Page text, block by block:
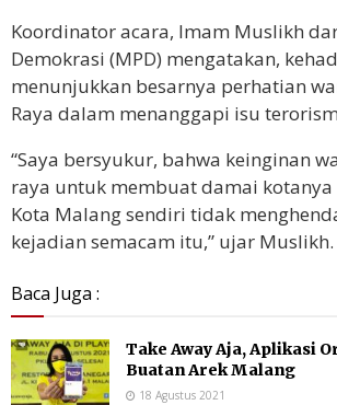
Koordinator acara, Imam Muslikh
Demokrasi (MPD) mengatakan,
menunjukkan besarnya perhatian
Raya dalam menanggapi isu
“Saya bersyukur, bahwa keinginan
raya untuk membuat damai kotanya
Kota Malang sendiri tidak
kejadian semacam itu,” ujar Muslikh.
Baca Juga :
Take Away Aja, Aplikasi
Buatan Arek Malang
18 Agustus 2021